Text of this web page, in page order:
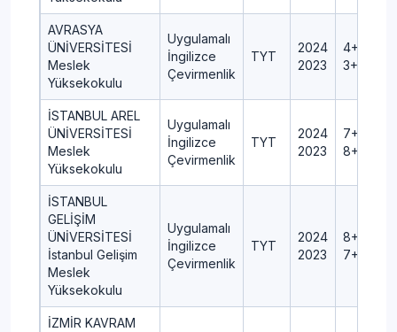
AVRASYA
ÜNİVERSİTESİ
Meslek
Yüksekokulu
Uygulamalı
İngilizce
Çevirmenlik
TYT
2024
2023
İSTANBUL AREL
ÜNİVERSİTESİ
Meslek
Yüksekokulu
Uygulamalı
İngilizce
Çevirmenlik
TYT
2024
2023
İSTANBUL
GELİŞİM
ÜNİVERSİTESİ
İstanbul Gelişim
Meslek
Yüksekokulu
Uygulamalı
İngilizce
Çevirmenlik
TYT
2024
2023
İZMİR KAVRAM